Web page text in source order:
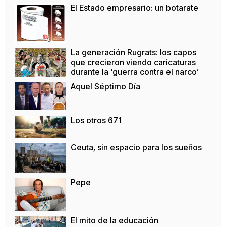
El Estado empresario: un botarate
La generación Rugrats: los capos
que crecieron viendo caricaturas
durante la ‘guerra contra el narco’
Aquel Séptimo Día
Los otros 671
Ceuta, sin espacio para los sueños
Pepe
El mito de la educación